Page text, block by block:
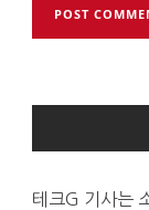
테크G 기사는